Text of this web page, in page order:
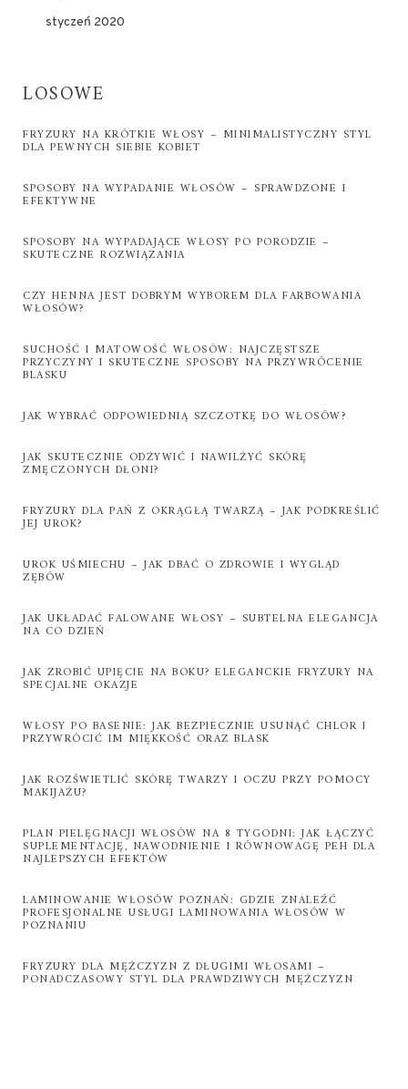
styczeń 2020
LOSOWE
FRYZURY NA KRÓTKIE WŁOSY – MINIMALISTYCZNY STYL
DLA PEWNYCH SIEBIE KOBIET
SPOSOBY NA WYPADANIE WŁOSÓW – SPRAWDZONE I
EFEKTYWNE
SPOSOBY NA WYPADAJĄCE WŁOSY PO PORODZIE –
SKUTECZNE ROZWIĄZANIA
CZY HENNA JEST DOBRYM WYBOREM DLA FARBOWANIA
WŁOSÓW?
SUCHOŚĆ I MATOWOŚĆ WŁOSÓW: NAJCZĘSTSZE
PRZYCZYNY I SKUTECZNE SPOSOBY NA PRZYWRÓCENIE
BLASKU
JAK WYBRAĆ ODPOWIEDNIĄ SZCZOTKĘ DO WŁOSÓW?
JAK SKUTECZNIE ODŻYWIĆ I NAWILŻYĆ SKÓRĘ
ZMĘCZONYCH DŁONI?
FRYZURY DLA PAŃ Z OKRĄGŁĄ TWARZĄ – JAK PODKREŚLIĆ
JEJ UROK?
UROK UŚMIECHU – JAK DBAĆ O ZDROWIE I WYGLĄD
ZĘBÓW
JAK UKŁADAĆ FALOWANE WŁOSY – SUBTELNA ELEGANCJA
NA CO DZIEŃ
JAK ZROBIĆ UPIĘCIE NA BOKU? ELEGANCKIE FRYZURY NA
SPECJALNE OKAZJE
WŁOSY PO BASENIE: JAK BEZPIECZNIE USUNĄĆ CHLOR I
PRZYWRÓCIĆ IM MIĘKKOŚĆ ORAZ BLASK
JAK ROZŚWIETLIĆ SKÓRĘ TWARZY I OCZU PRZY POMOCY
MAKIJAŻU?
PLAN PIELĘGNACJI WŁOSÓW NA 8 TYGODNI: JAK ŁĄCZYĆ
SUPLEMENTACJĘ, NAWODNIENIE I RÓWNOWAGĘ PEH DLA
NAJLEPSZYCH EFEKTÓW
LAMINOWANIE WŁOSÓW POZNAŃ: GDZIE ZNALEŹĆ
PROFESJONALNE USŁUGI LAMINOWANIA WŁOSÓW W
POZNANIU
FRYZURY DLA MĘŻCZYZN Z DŁUGIMI WŁOSAMI –
PONADCZASOWY STYL DLA PRAWDZIWYCH MĘŻCZYZN